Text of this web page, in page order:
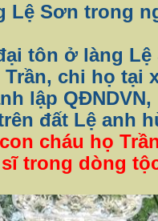
Lệ Sơn trong
tôn ở làng Lệ
chi họ tại
lập
đất Lệ anh
cháu họ
trong dòng